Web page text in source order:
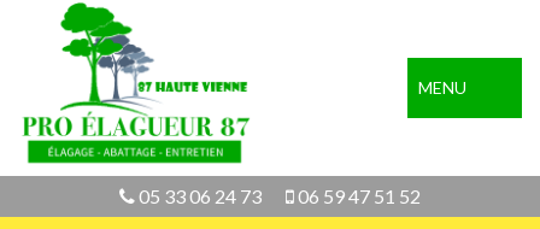
MENU
05 33 06 24 73 06 59 47 51 52